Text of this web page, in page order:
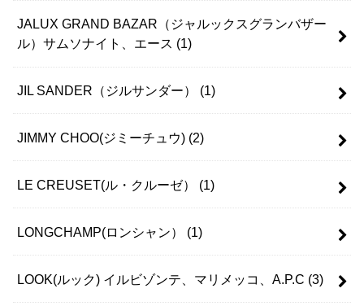
JALUX GRAND BAZAR（ジャルックスグランバザー
ル）サムソナイト、エース (1)
JIL SANDER（ジルサンダー） (1)
JIMMY CHOO(ジミーチュウ) (2)
LE CREUSET(ル・クルーゼ） (1)
LONGCHAMP(ロンシャン） (1)
LOOK(ルック) イルビゾンテ、マリメッコ、A.P.C (3)